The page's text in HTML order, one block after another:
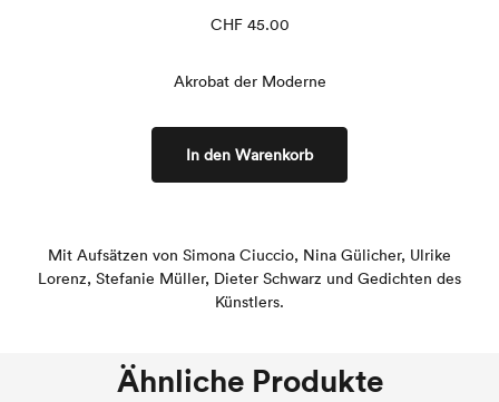
CHF45.00
Akrobat der Moderne
In den Warenkorb
Mit Aufsätzen von Simona Ciuccio, Nina Gülicher, Ulrike
Lorenz, Stefanie Müller, Dieter Schwarz und Gedichten des
Künstlers.
Ähnliche Produkte